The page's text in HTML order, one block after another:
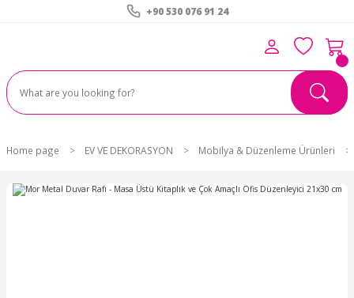
+90 530 076 91 24
Home page EV VE DEKORASYON Mobilya & Düzenleme Ürünleri